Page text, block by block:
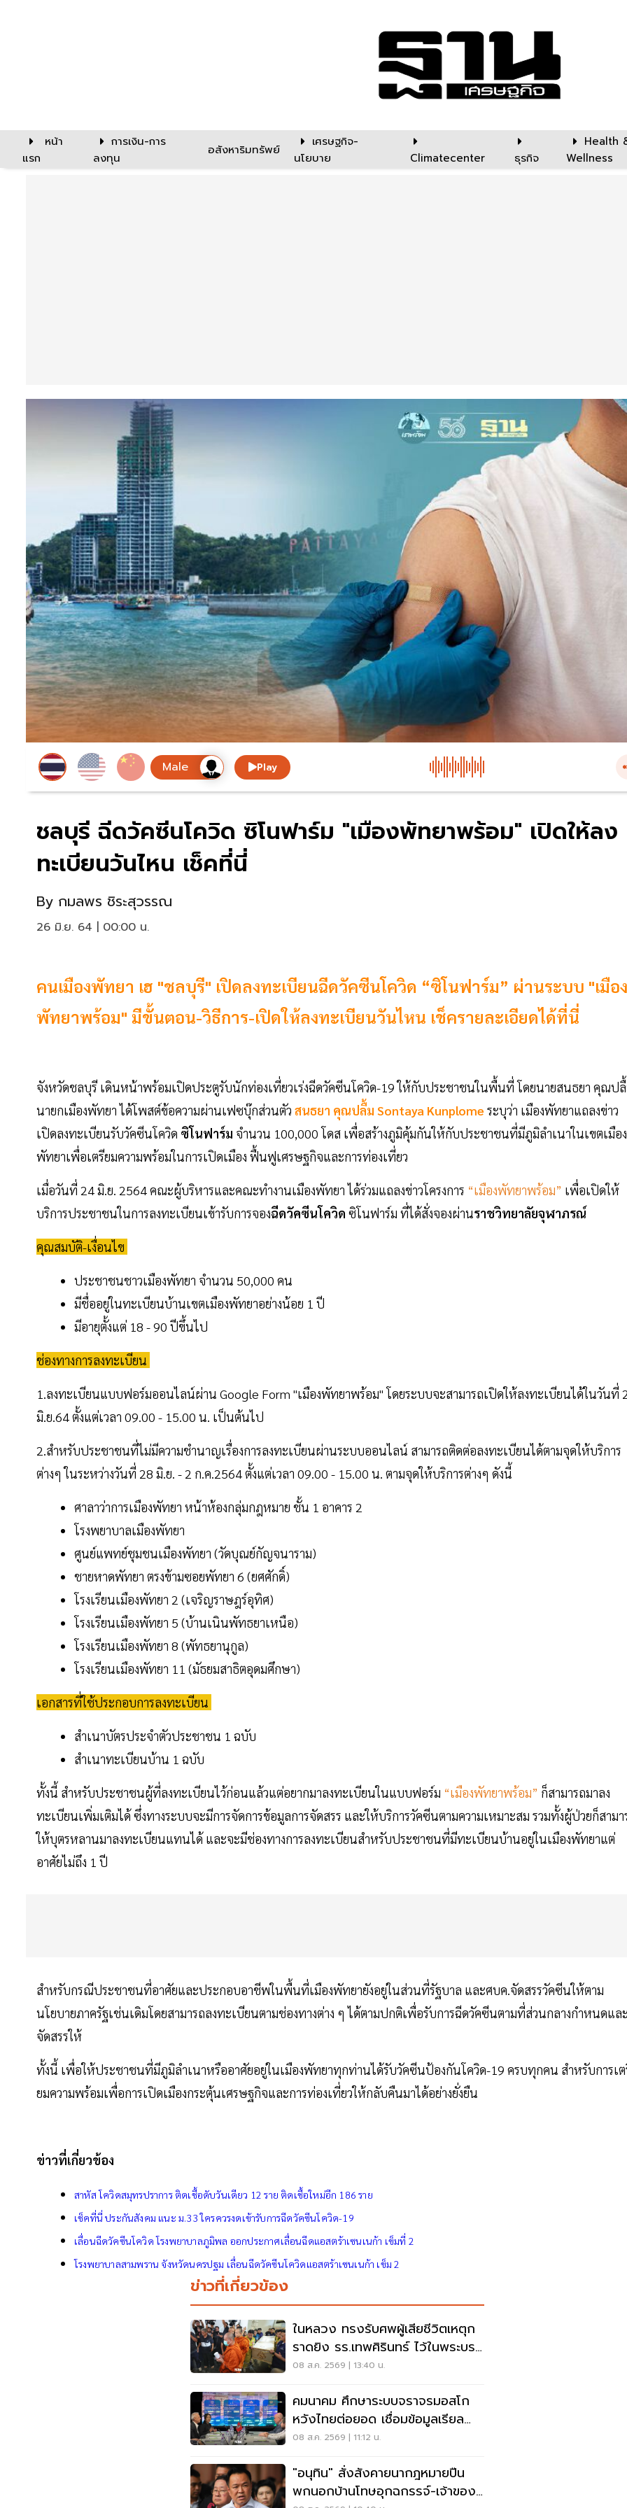
หน้า
แรก
การเงิน-การ
ลงทุน
อสังหาริมทรัพย์
เศรษฐกิจ-
นโยบาย
Climatecenter ธุรกิจ
Health
Wellness
Play
ชลบุรี ฉีดวัคซีนโควิด ซิโนฟาร์ม "เมืองพัทยาพร้อม" เปิดให้ลง
ทะเบียนวันไหน เช็คที่นี่
By กมลพร ชิระสุวรรณ
26 มิ.ย. 64 | 00:00 น.
คนเมืองพัทยา เฮ "ชลบุรี" เปิดลงทะเบียนฉีดวัคซีนโควิด “ซิโนฟาร์ม” ผ่านระบบ "เมือง
พัทยาพร้อม" มีขั้นตอน-วิธีการ-เปิดให้ลงทะเบียนวันไหน เช็ครายละเอียดได้ที่นี่
จังหวัดชลบุรี เดินหน้าพร้อมเปิดประตูรับนักท่องเที่ยวเร่งฉีดวัคซีนโควิด-19 ให้กับประชาชนในพื้นที่ โดยนายสนธยา คุณป
นายกเมืองพัทยา ได้โพสต์ข้อความผ่านเฟซบุ๊กส่วนตัว สนธยา คุณปลื้ม Sontaya Kunplome ระบุว่า เมืองพัทยาแถลงข่าว
เปิดลงทะเบียนรับวัคซีนโควิด ซิโนฟาร์ม จำนวน 100,000 โดส เพื่อสร้างภูมิคุ้มกันให้กับประชาชนที่มีภูมิลำเนาในเขตเมือง
พัทยาเพื่อเตรียมความพร้อมในการเปิดเมือง ฟื้นฟูเศรษฐกิจและการท่องเที่ยว
เมื่อวันที่ 24 มิ.ย. 2564 คณะผู้บริหารและคณะทำงานเมืองพัทยา ได้ร่วมแถลงข่าวโครงการ “เมืองพัทยาพร้อม” เพื่อเปิดให้
บริการประชาชนในการลงทะเบียนเข้ารับการจองฉีดวัคซีนโควิด ซิโนฟาร์ม ที่ได้สั่งจองผ่านราชวิทยาลัยจุฬาภรณ์
คุณสมบัติ-เงื่อนไข
ประชาชนชาวเมืองพัทยา จำนวน 50,000 คน
มีชื่ออยู่ในทะเบียนบ้านเขตเมืองพัทยาอย่างน้อย 1 ปี
มีอายุตั้งแต่ 18 - 90 ปีขึ้นไป
ช่องทางการลงทะเบียน
1.ลงทะเบียนแบบฟอร์มออนไลน์ผ่าน Google Form "เมืองพัทยาพร้อม" โดยระบบจะสามารถเปิดให้ลงทะเบียนได้ในวันที่
มิ.ย.64 ตั้งแต่เวลา 09.00 - 15.00 น. เป็นต้นไป
2.สำหรับประชาชนที่ไม่มีความชำนาญเรื่องการลงทะเบียนผ่านระบบออนไลน์ สามารถติดต่อลงทะเบียนได้ตามจุดให้บริการ
ต่างๆ ในระหว่างวันที่ 28 มิ.ย. - 2 ก.ค.2564 ตั้งแต่เวลา 09.00 - 15.00 น. ตามจุดให้บริการต่างๆ ดังนี้
ศาลาว่าการเมืองพัทยา หน้าห้องกลุ่มกฎหมาย ชั้น 1 อาคาร 2
โรงพยาบาลเมืองพัทยา
ศูนย์แพทย์ชุมชนเมืองพัทยา (วัดบุณย์กัญจนาราม)
ชายหาดพัทยา ตรงข้ามซอยพัทยา 6 (ยศศักดิ์)
โรงเรียนเมืองพัทยา 2 (เจริญราษฎร์อุทิศ)
โรงเรียนเมืองพัทยา 5 (บ้านเนินพัทธยาเหนือ)
โรงเรียนเมืองพัทยา 8 (พัทธยานุกูล)
โรงเรียนเมืองพัทยา 11 (มัธยมสาธิตอุดมศึกษา)
เอกสารที่ใช้ประกอบการลงทะเบียน
สำเนาบัตรประจำตัวประชาชน 1 ฉบับ
สำเนาทะเบียนบ้าน 1 ฉบับ
ทั้งนี้ สำหรับประชาชนผู้ที่ลงทะเบียนไว้ก่อนแล้วแต่อยากมาลงทะเบียนในแบบฟอร์ม “เมืองพัทยาพร้อม” ก็สามารถมาลง
ทะเบียนเพิ่มเติมได้ ซึ่งทางระบบจะมีการจัดการข้อมูลการจัดสรร และให้บริการวัคซีนตามความเหมาะสม รวมทั้งผู้ป่วยก็สามา
ให้บุตรหลานมาลงทะเบียนแทนได้ และจะมีช่องทางการลงทะเบียนสำหรับประชาชนที่มีทะเบียนบ้านอยู่ในเมืองพัทยาแต่
อาศัยไม่ถึง 1 ปี
สำหรับกรณีประชาชนที่อาศัยและประกอบอาชีพในพื้นที่เมืองพัทยายังอยู่ในส่วนที่รัฐบาล และศบค.จัดสรรวัคซีนให้ตาม
นโยบายภาครัฐเช่นเดิมโดยสามารถลงทะเบียนตามช่องทางต่าง ๆ ได้ตามปกติเพื่อรับการฉีดวัคซีนตามที่ส่วนกลางกำหนดแล
จัดสรรให้
ทั้งนี้ เพื่อให้ประชาชนที่มีภูมิลำเนาหรืออาศัยอยู่ในเมืองพัทยาทุกท่านได้รับวัคซีนป้องกันโควิด-19 ครบทุกคน สำหรับการเ
ยมความพร้อมเพื่อการเปิดเมืองกระตุ้นเศรษฐกิจและการท่องเที่ยวให้กลับคืนมาได้อย่างยั่งยืน
ข่าวที่เกี่ยวข้อง
สาหัส โควิดสมุทรปราการ ติดเชื้อดับวันเดียว 12 ราย ติดเชื้อใหม่อีก 186 ราย
เช็คที่นี่ ประกันสังคม แนะ ม.33 ใครควรงดเข้ารับการฉีดวัคซีนโควิด-19
เลื่อนฉีดวัคซีนโควิด โรงพยาบาลภูมิพล ออกประกาศเลื่อนฉีดแอสตร้าเซนเนก้า เข็มที่ 2
โรงพยาบาลสามพราน จังหวัดนครปฐม เลื่อนฉีดวัคซีนโควิดแอสตร้าเซนเนก้า เข็ม 2
ข่าวที่เกี่ยวข้อง
ในหลวง ทรงรับศพผู้เสียชีวิตเหตุก
ราดยิง รร.เทพศิรินทร์ ไว้ในพระบรม
ราชานุเคราะห์
08 ส.ค. 2569 | 13:40 น.
คมนาคม ศึกษาระบบจราจรมอสโก
หวังไทยต่อยอด เชื่อมข้อมูลเรียล
ไทม์ แก้รถติด
08 ส.ค. 2569 | 11:12 น.
"อนุทิน" สั่งสังคายนากฎหมายปืน
พกนอกบ้านโทษอุกฉกรรจ์-เจ้าของ